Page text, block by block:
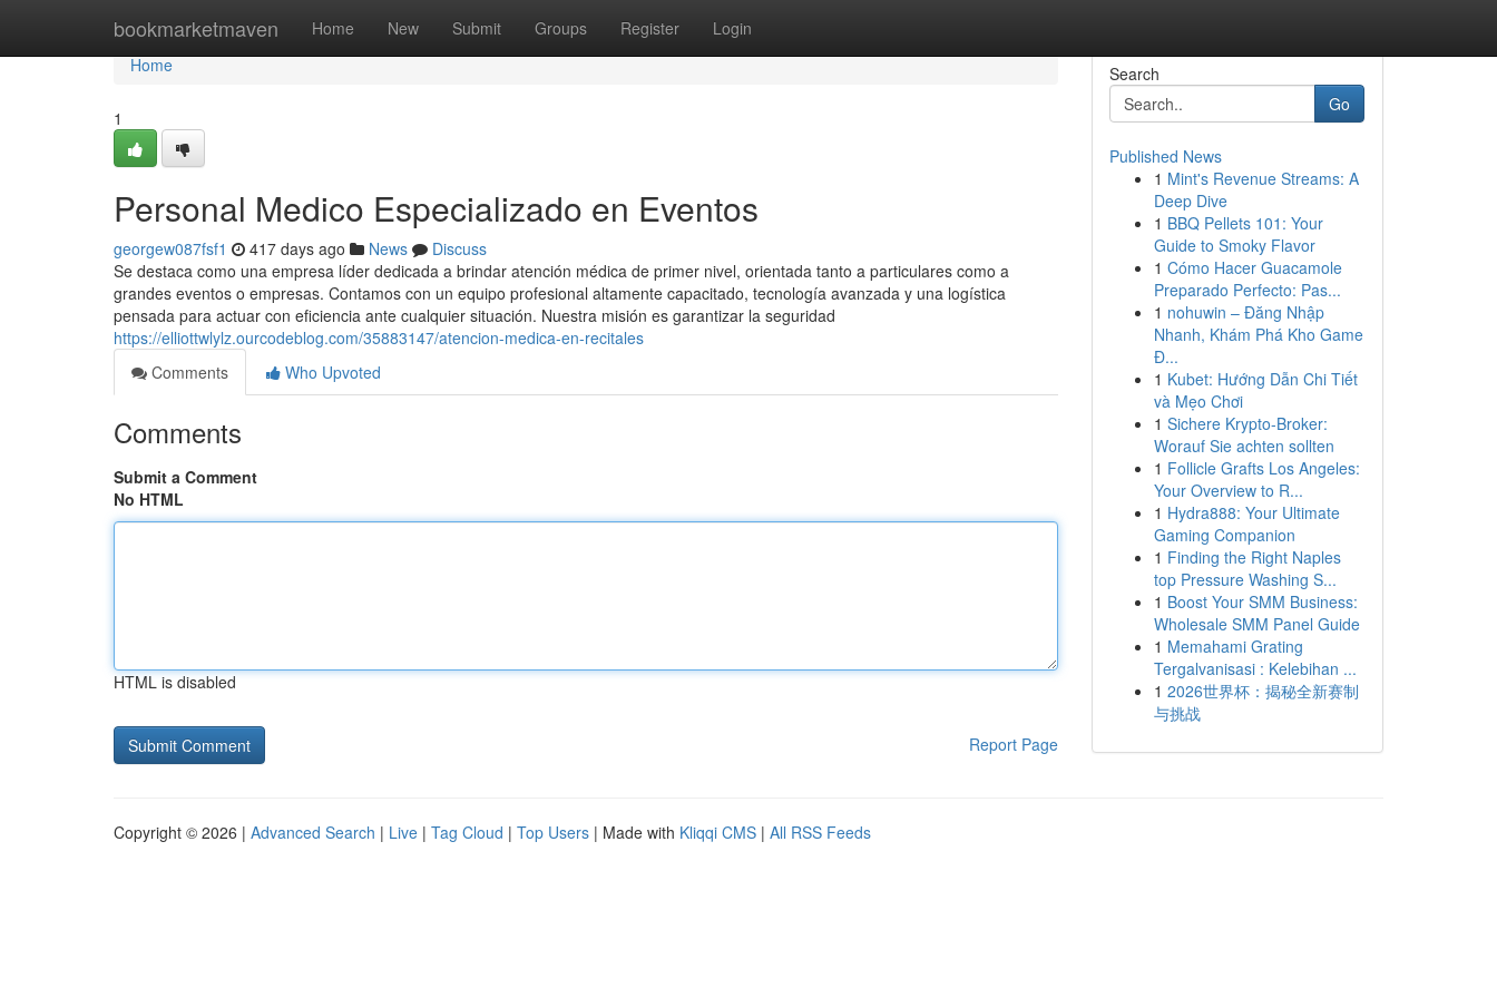
bookmarketmaven Home New Submit Groups Register Login
Home
Home
1
Personal Medico Especializado en Eventos
georgew087fsf1 417 days ago News
Discuss
Se destaca como una empresa líder dedicada a brindar atención médica de primer nivel, orientada tanto a particulares como a
grandes eventos o empresas. Contamos con un equipo profesional altamente capacitado, tecnología avanzada y una logística
pensada para actuar con eficiencia ante cualquier situación. Nuestra misión es garantizar la seguridad
https://elliottwlylz.ourcodeblog.com/35883147/atencion-medica-en-recitales
Comments
Who Upvoted
Comments
Submit a Comment
No HTML
HTML is disabled
Report Page
Search
Go
Published News
1 Mint's Revenue Streams: A
Deep Dive
1 BBQ Pellets 101: Your
Guide to Smoky Flavor
1 Cómo Hacer Guacamole
Preparado Perfecto: Pas...
1 nohuwin – Đăng Nhập
Nhanh, Khám Phá Kho Game
Đ...
1 Kubet: Hướng Dẫn Chi Tiết
và Mẹo Chơi
1 Sichere Krypto-Broker:
Worauf Sie achten sollten
1 Follicle Grafts Los Angeles:
Your Overview to R...
1 Hydra888: Your Ultimate
Gaming Companion
1 Finding the Right Naples
top Pressure Washing S...
1 Boost Your SMM Business:
Wholesale SMM Panel Guide
1 Memahami Grating
Tergalvanisasi : Kelebihan ...
1 2026世界杯：揭秘全新赛制
与挑战
Copyright © 2026 | Advanced Search | Live | Tag Cloud | Top Users | Made with Kliqqi CMS | All RSS Feeds